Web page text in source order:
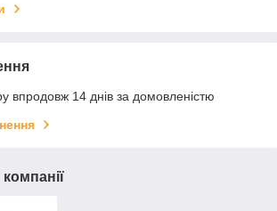
впродовж 14 днів за домовленістю